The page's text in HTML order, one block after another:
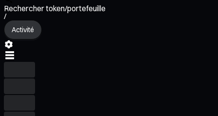
Rechercher token/portefeuille
/
Activité